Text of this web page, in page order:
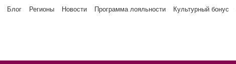
Блог Регионы Новости Программа лояльности Культурный бонус